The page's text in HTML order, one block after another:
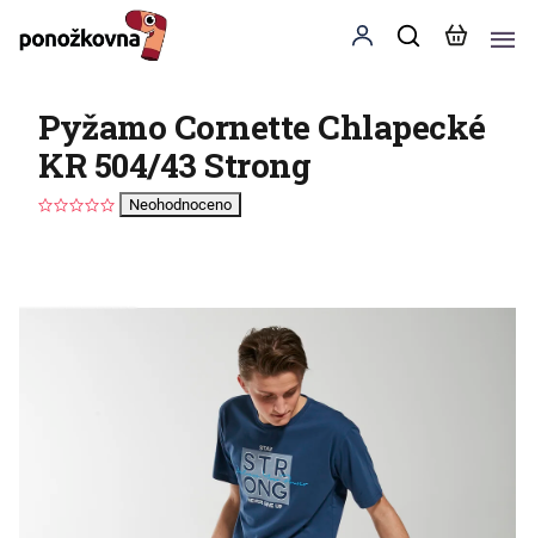
Pyžamo Cornette Chlapecké
KR 504/43 Strong
Neohodnoceno